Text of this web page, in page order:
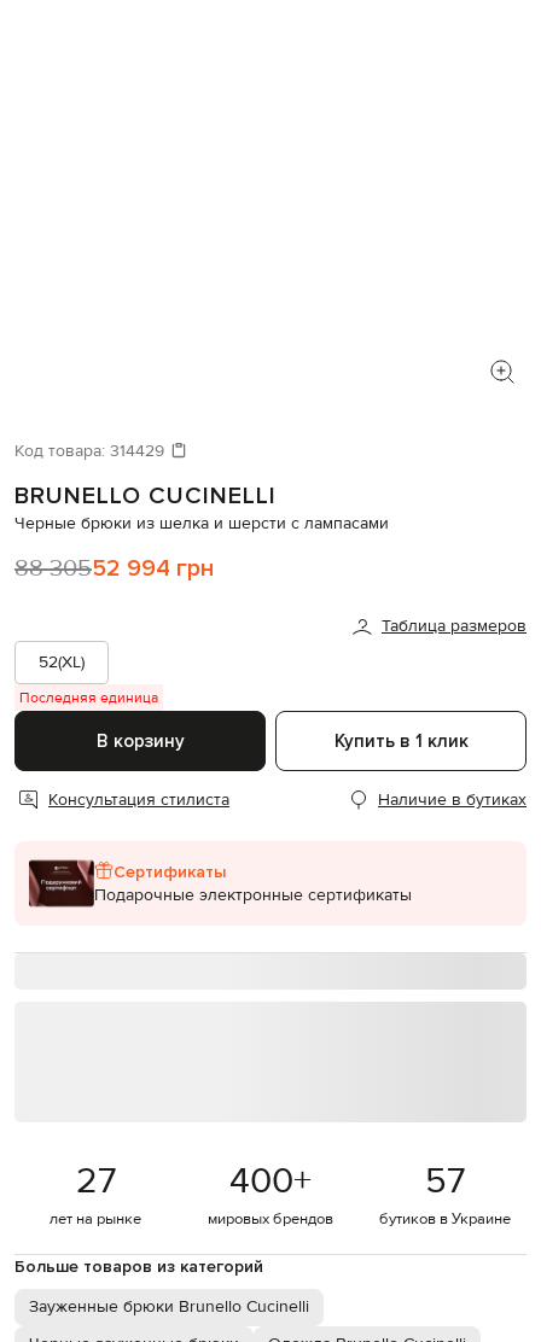
Код товара: 314429
BRUNELLO CUCINELLI
Черные брюки из шелка и шерсти с лампасами
88 30552 994 грн
Таблица размеров
52(XL)
Последняя единица
В корзину Купить в 1 клик
Консультация стилиста Наличие в бутиках
Сертификаты
Подарочные электронные сертификаты
27
лет на рынке
400+
мировых брендов
57
бутиков в Украине
Больше товаров из категорий
Зауженные брюки Brunello Cucinelli